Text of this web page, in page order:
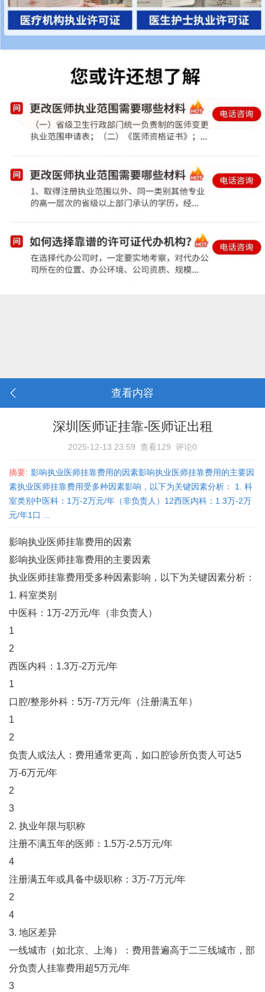
查看内容
深圳医师证挂靠-医师证出租
2025-12-13 23:59 查看129 评论0
摘要: 影响执业医师挂靠费用的因素影响执业医师挂靠费用的主要因
素执业医师挂靠费用受多种因素影响，以下为关键因素分析： 1. ‌科
室类别‌‌中医科‌：1万-2万元/年（非负责人）‌12‌西医内科‌：1.3万-2万
元/年‌1‌口 ...
影响执业医师挂靠费用的因素
影响执业医师挂靠费用的主要因素
执业医师挂靠费用受多种因素影响，以下为关键因素分析：
1. ‌科室类别‌
‌中医科‌：1万-2万元/年（非负责人）‌
1
2
‌西医内科‌：1.3万-2万元/年‌
1
‌口腔/整形外科‌：5万-7万元/年（注册满五年）‌
1
2
‌负责人或法人‌：费用通常更高，如口腔诊所负责人可达5
万-6万元/年‌
2
3
2. ‌执业年限与职称‌
注册不满五年的医师：1.5万-2.5万元/年‌
4
注册满五年或具备中级职称：3万-7万元/年‌
2
4
3. ‌地区差异‌
一线城市（如北京、上海）：费用普遍高于二三线城市，部
分负责人挂靠费用超5万元/年‌
3